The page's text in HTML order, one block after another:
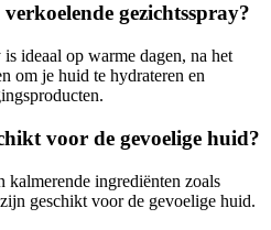
gezichtsspray?
ideaal op warme dagen, na het
om je huid te hydrateren en
voor de gevoelige huid?
kalmerende ingrediënten zoals
geschikt voor de gevoelige huid.